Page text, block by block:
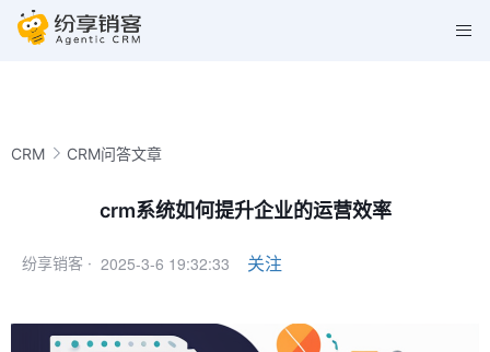
CRM CRM问答文章
crm系统如何提升企业的运营效率
纷享销客 · 2025-3-6 19:32:33 关注